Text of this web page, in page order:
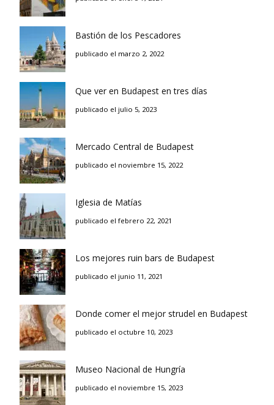
Bastión de los Pescadores
publicado el marzo 2, 2022
Que ver en Budapest en tres días
publicado el julio 5, 2023
Mercado Central de Budapest
publicado el noviembre 15, 2022
Iglesia de Matías
publicado el febrero 22, 2021
Los mejores ruin bars de Budapest
publicado el junio 11, 2021
Donde comer el mejor strudel en Budapest
publicado el octubre 10, 2023
Museo Nacional de Hungría
publicado el noviembre 15, 2023